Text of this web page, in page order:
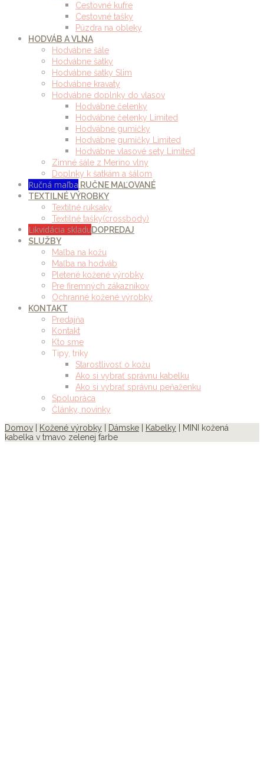
Cestovné kufre
Cestovné tašky
Púzdra na obleky
HODVÁB A VLNA
Hodvábne šále
Hodvábne šatky
Hodvábne šatky Slim
Hodvábne kravaty
Hodvábne doplnky do vlasov
Hodvábne čelenky
Hodvábne čelenky Limited
Hodvábne gumičky
Hodvábne gumičky Limited
Hodvábne vlasové sety Limited
Zimné šále z Merino vlny
Doplnky k šatkám a šálom
Ručná maľba RUČNE MAĽOVANÉ
TEXTILNÉ VÝROBKY
Textilné ruksaky
Textilné tašky(crossbody)
Likvidácia skladuDOPREDAJ
SLUŽBY
Maľba na kožu
Maľba na hodváb
Pletené kožené výrobky
Pre firemných zákazníkov
Ochranné kožené výrobky
KONTAKT
Predajňa
Kontakt
Kto sme
Tipy, triky
Starostlivosť o kožu
Ako si vybrať správnu kabelku
Ako si vybrať správnu peňaženku
Spolupráca
Články, novinky
Domov
Kožené výrobky Dámske Kabelky | MINI kožená
kabelka v tmavo zelenej farbe